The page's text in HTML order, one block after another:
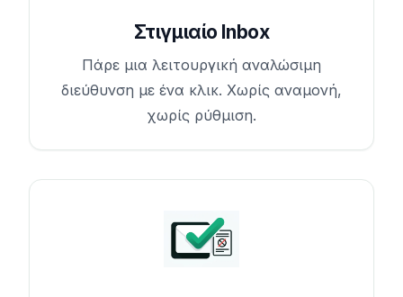
Στιγμιαίο Inbox
Πάρε μια λειτουργική αναλώσιμη
διεύθυνση με ένα κλικ. Χωρίς αναμονή,
χωρίς ρύθμιση.